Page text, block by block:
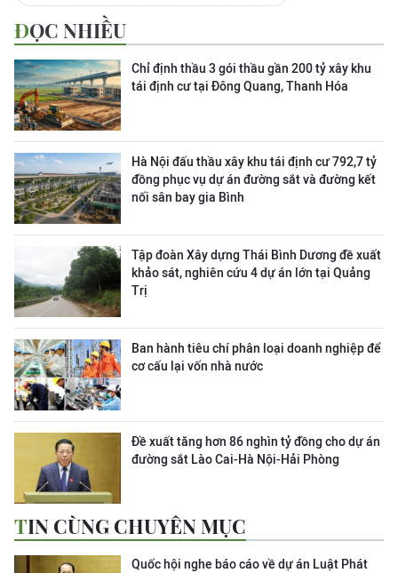
ĐỌC NHIỀU
Chỉ định thầu 3 gói thầu gần 200 tỷ xây khu
tái định cư tại Đông Quang, Thanh Hóa
Hà Nội đấu thầu xây khu tái định cư 792,7 tỷ
đồng phục vụ dự án đường sắt và đường kết
nối sân bay gia Bình
Tập đoàn Xây dựng Thái Bình Dương đề xuất
khảo sát, nghiên cứu 4 dự án lớn tại Quảng
Trị
Ban hành tiêu chí phân loại doanh nghiệp để
cơ cấu lại vốn nhà nước
Đề xuất tăng hơn 86 nghìn tỷ đồng cho dự án
đường sắt Lào Cai-Hà Nội-Hải Phòng
TIN CÙNG CHUYÊN MỤC
Quốc hội nghe báo cáo về dự án Luật Phát